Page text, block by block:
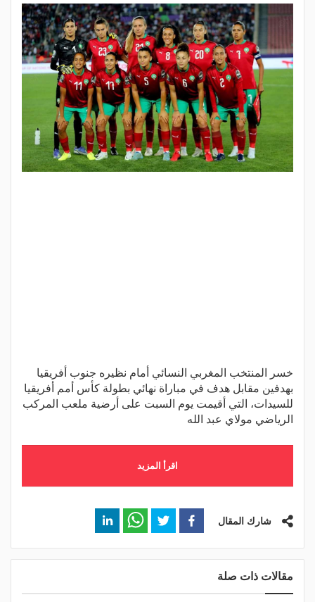
خسر المنتخب المغربي النسائي أمام نظيره جنوب أفريقيا
بهدفين مقابل هدف في مباراة نهائي بطولة كأس أمم أفريقيا
للسيدات، التي أقيمت يوم السبت على أرضية ملعب المركب
الرياضي مولاي عبد الله
اقرأ المزيد
شارك المقال
مقالات ذات صلة